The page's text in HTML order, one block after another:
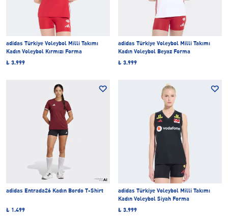
adidas Türkiye Voleybol Milli Takımı
Kadın Voleybol Kırmızı Forma
₺ 3.999
adidas Türkiye Voleybol Milli Takımı
Kadın Voleybol Beyaz Forma
₺ 3.999
adidas Entrada26 Kadın Bordo T-Shirt
₺ 1.499
adidas Türkiye Voleybol Milli Takımı
Kadın Voleybol Siyah Forma
₺ 3.999